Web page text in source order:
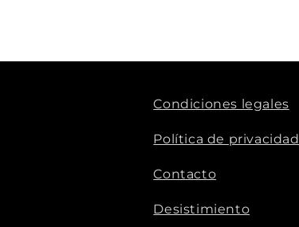
Condiciones legales
Política de privacidad
Contacto
Desistimiento